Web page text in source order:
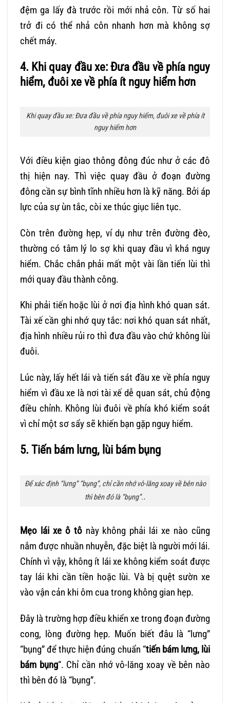
đệm ga lấy đà trước rồi mới nhả côn. Từ số hai
trở đi có thể nhả côn nhanh hơn mà không sợ
chết máy.
4. Khi quay đầu xe: Đưa đầu về phía nguy
hiểm, đuôi xe về phía ít nguy hiểm hơn
Khi quay đầu xe: Đưa đầu về phía nguy hiểm, đuôi xe về phía ít
nguy hiểm hơn
Với điều kiện giao thông đông đúc như ở các đô
thị hiện nay. Thì việc quay đầu ở đoạn đường
đông cần sự bình tĩnh nhiều hơn là kỹ năng. Bởi áp
lực của sự ùn tắc, còi xe thúc giục liên tục.
Còn trên đường hẹp, ví dụ như trên đường đèo,
thường có tâm lý lo sợ khi quay đầu vì khá nguy
hiểm. Chắc chắn phải mất một vài lần tiến lùi thì
mới quay đầu thành công.
Khi phải tiến hoặc lùi ở nơi địa hình khó quan sát.
Tài xế cần ghi nhớ quy tắc: nơi khó quan sát nhất,
địa hình nhiều rủi ro thì đưa đầu vào chứ không lùi
đuôi.
Lúc này, lấy hết lái và tiến sát đầu xe về phía nguy
hiểm vì đầu xe là nơi tài xế dễ quan sát, chủ động
điều chỉnh. Không lùi đuôi về phía khó kiểm soát
vì chỉ một sơ sẩy sẽ khiến bạn gặp nguy hiểm.
5. Tiến bám lưng, lùi bám bụng
Để xác định “lưng” “bụng”, chỉ cần nhớ vô-lăng xoay về bên nào
thì bên đó là “bụng”..
Mẹo lái xe ô tônày không phải lái xe nào cũng
nắm được nhuần nhuyễn, đặc biệt là người mới lái.
Chính vì vậy, không ít lái xe không kiểm soát được
tay lái khi cần tiền hoặc lùi. Và bị quệt sườn xe
vào vận cản khi ôm cua trong không gian hẹp.
Đây là trường hợp điều khiển xe trong đoạn đường
cong, lòng đường hẹp. Muốn biết đâu là “lưng”
“bụng” để thực hiện đúng chuẩn “tiến bám lưng, lùi
bám bụng“. Chỉ cần nhớ vô-lăng xoay về bên nào
thì bên đó là “bụng”.